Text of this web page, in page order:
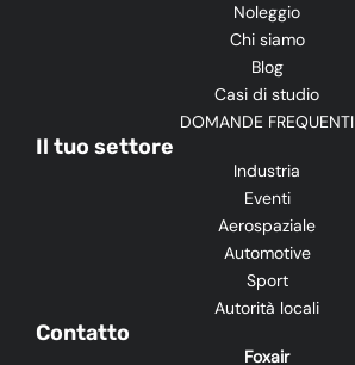
Noleggio
Chi siamo
Blog
Casi di studio
DOMANDE FREQUENTI
Il tuo settore
Industria
Eventi
Aerospaziale
Automotive
Sport
Autorità locali
Contatto
Foxair